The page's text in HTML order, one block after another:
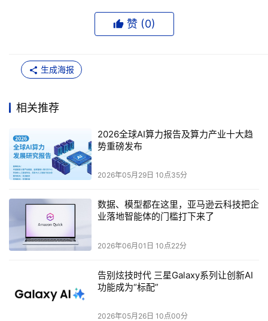
关于奖项设置和评选原则请参考文章:
请关注公众号 DOIT(ID: doitmedia)，后台留言给我们，衷
本文来源于DOIT传媒，文章内容仅供参考，不构成投资建议。
赞 (0)
生成海报
相关推荐
2026全球AI算力报告及算力产业十大趋
势重磅发布
2026年05月29日 10点35分
数据、模型都在这里，亚马逊云科技把企
业落地智能体的门槛打下来了
2026年06月01日 10点22分
告别炫技时代 三星Galaxy系列让创新AI
功能成为“标配”
2026年05月26日 10点00分